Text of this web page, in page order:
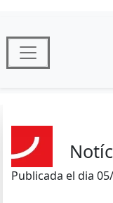
Publicada el dia